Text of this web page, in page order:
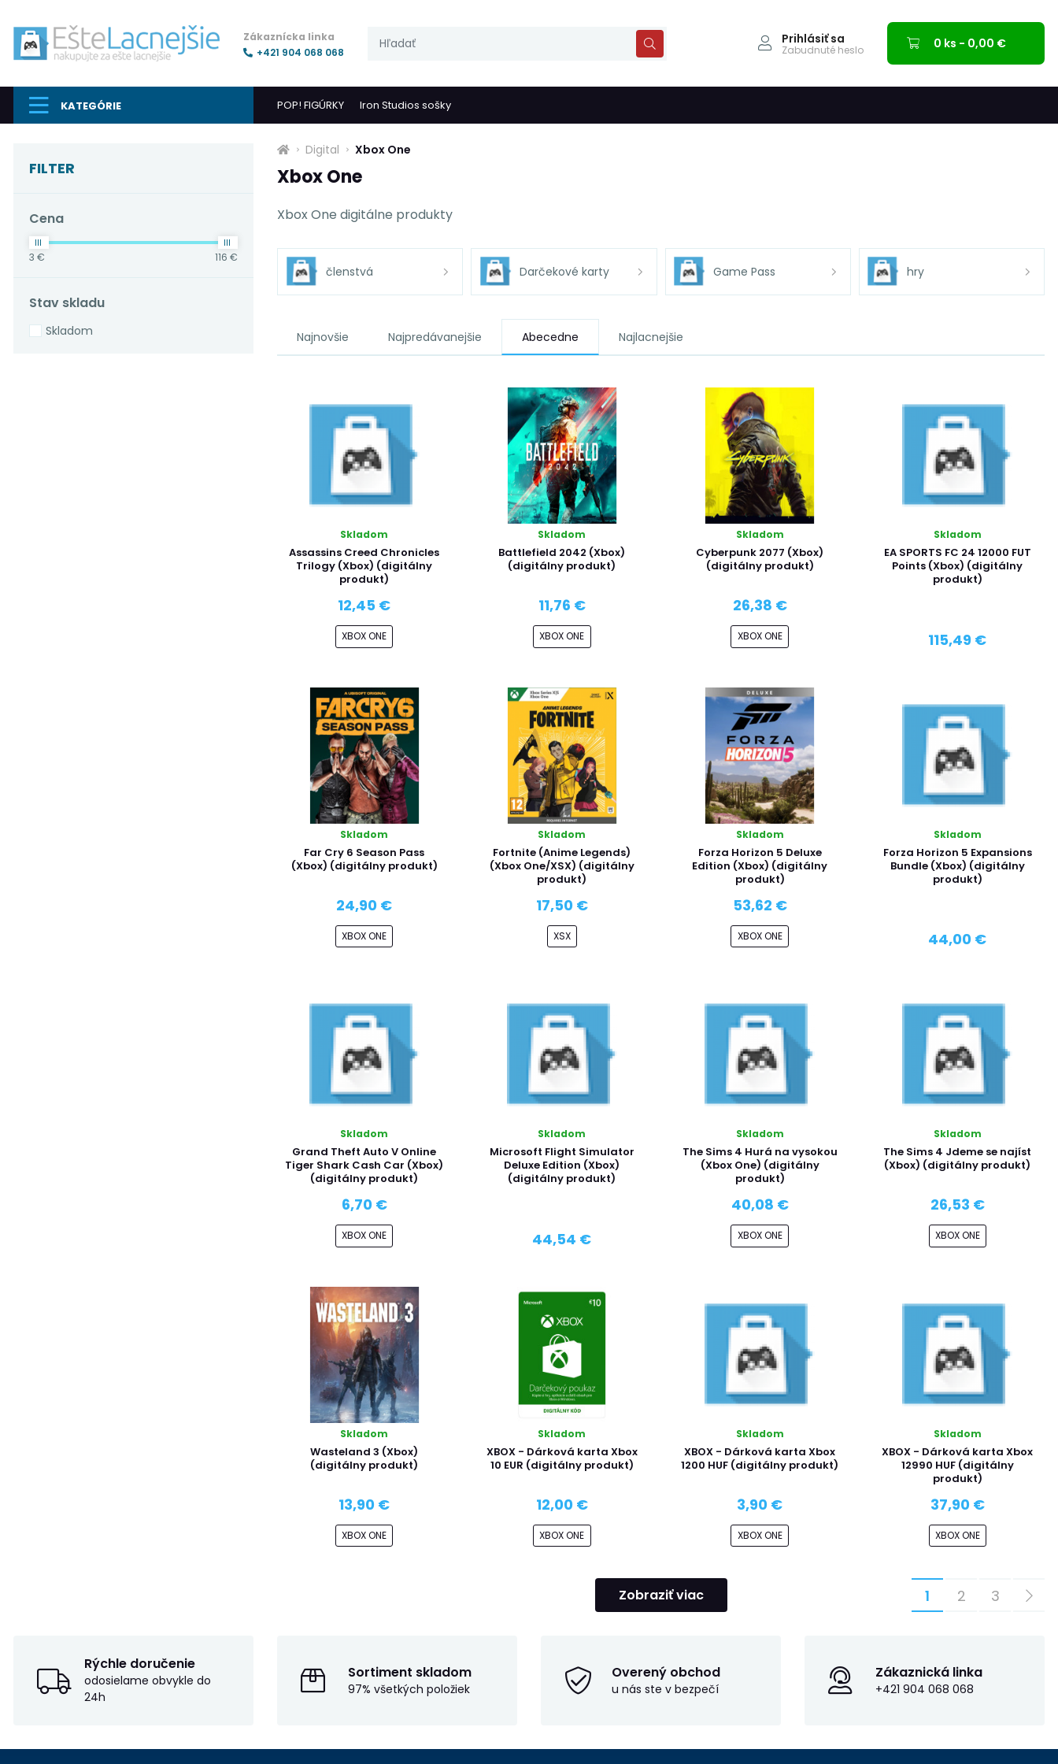
Zákaznícka linka
+421 904 068 068
Prihlásiť sa
Zabudnuté heslo 0 ks - 0,00 €
KATEGÓRIE POP! FIGÚRKY Iron Studios sošky
FILTER
Cena
3 € 116 €
Stav skladu
Skladom
Digital Xbox One
Xbox One
Xbox One digitálne produkty
členstvá Darčekové karty Game Pass hry
Najnovšie Najpredávanejšie Abecedne Najlacnejšie
Skladom
Assassins Creed Chronicles
Trilogy (Xbox) (digitálny
produkt)
12,45 €
XBOX ONE
Skladom
Battlefield 2042 (Xbox)
(digitálny produkt)
11,76 €
XBOX ONE
Skladom
Cyberpunk 2077 (Xbox)
(digitálny produkt)
26,38 €
XBOX ONE
Skladom
EA SPORTS FC 24 12000 FUT
Points (Xbox) (digitálny
produkt)
115,49 €
Skladom
Far Cry 6 Season Pass
(Xbox) (digitálny produkt)
24,90 €
XBOX ONE
Skladom
Fortnite (Anime Legends)
(Xbox One/XSX) (digitálny
produkt)
17,50 €
XSX
Skladom
Forza Horizon 5 Deluxe
Edition (Xbox) (digitálny
produkt)
53,62 €
XBOX ONE
Skladom
Forza Horizon 5 Expansions
Bundle (Xbox) (digitálny
produkt)
44,00 €
Skladom
Grand Theft Auto V Online
Tiger Shark Cash Car (Xbox)
(digitálny produkt)
6,70 €
XBOX ONE
Skladom
Microsoft Flight Simulator
Deluxe Edition (Xbox)
(digitálny produkt)
44,54 €
Skladom
The Sims 4 Hurá na vysokou
(Xbox One) (digitálny
produkt)
40,08 €
XBOX ONE
Skladom
The Sims 4 Jdeme se najíst
(Xbox) (digitálny produkt)
26,53 €
XBOX ONE
Skladom
Wasteland 3 (Xbox)
(digitálny produkt)
13,90 €
XBOX ONE
Skladom
XBOX - Dárková karta Xbox
10 EUR (digitálny produkt)
12,00 €
XBOX ONE
Skladom
XBOX - Dárková karta Xbox
1200 HUF (digitálny produkt)
3,90 €
XBOX ONE
Skladom
XBOX - Dárková karta Xbox
12990 HUF (digitálny
produkt)
37,90 €
XBOX ONE
Zobraziť viac 1 2 3
Rýchle doručenie
odosielame obvykle do
24h
Sortiment skladom
97% všetkých položiek
Overený obchod
u nás ste v bezpečí
Zákaznická linka
+421 904 068 068